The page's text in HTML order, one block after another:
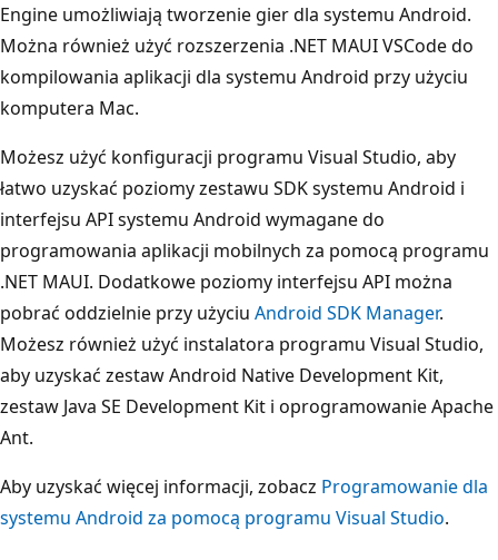
Engine umożliwiają tworzenie gier dla systemu Android.
Można również użyć rozszerzenia .NET MAUI VSCodedo
kompilowania aplikacji dla systemu Android przy użyciu
komputera Mac.
Możesz użyć konfiguracji programu Visual Studio, aby
łatwo uzyskać poziomy zestawu SDK systemu Android i
interfejsu API systemu Android wymagane do
programowania aplikacji mobilnych za pomocą programu
.NET MAUI. Dodatkowe poziomy interfejsu API można
pobrać oddzielnie przy użyciu Android SDK Manager.
Możesz również użyć instalatora programu Visual Studio,
aby uzyskać zestaw Android Native Development Kit,
zestaw Java SE Development Kit i oprogramowanie Apache
Ant.
Aby uzyskać więcej informacji, zobacz Programowanie dla
systemu Android za pomocą programu Visual Studio.